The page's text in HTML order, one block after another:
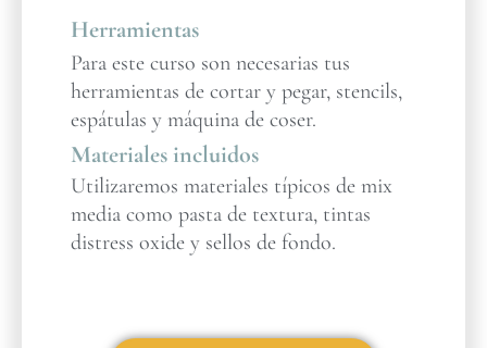
Herramientas
Para este curso son necesarias tus
herramientas de cortar y pegar, stencils,
espátulas y máquina de coser.
Materiales incluidos
Utilizaremos materiales típicos de mix
media como pasta de textura, tintas
distress oxide y sellos de fondo.